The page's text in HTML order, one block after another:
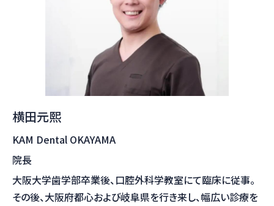
横田元熙
KAM Dental OKAYAMA
院長
大阪大学歯学部卒業後、口腔外科学教室にて臨床に従事。
その後、大阪府都心および岐阜県を行き来し、幅広い診療を